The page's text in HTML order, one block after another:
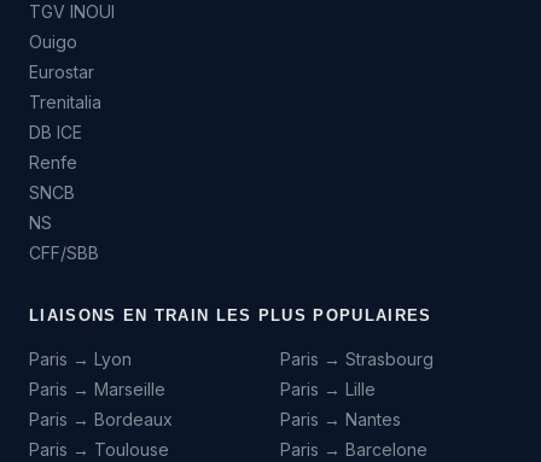
TGV INOUI
Ouigo
Eurostar
Trenitalia
DB ICE
Renfe
SNCB
NS
CFF/SBB
LIAISONS EN TRAIN LES PLUS POPULAIRES
Paris → Lyon
Paris → Marseille
Paris → Bordeaux
Paris → Toulouse
Paris → Strasbourg
Paris → Lille
Paris → Nantes
Paris → Barcelone